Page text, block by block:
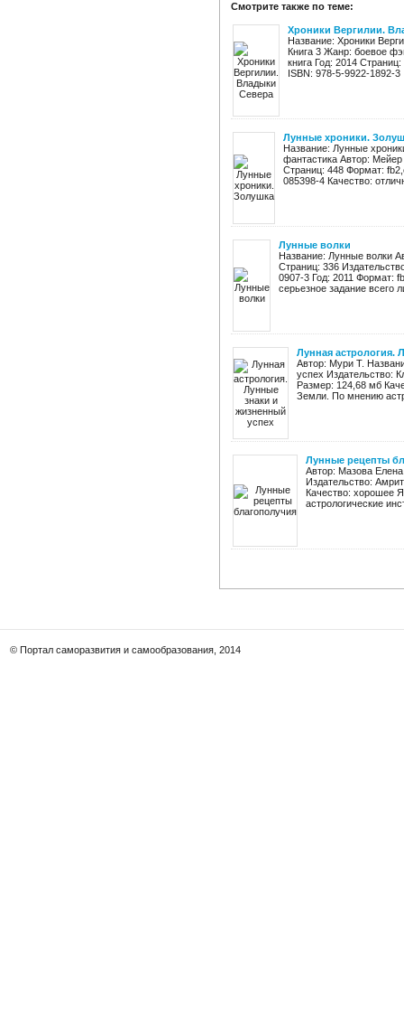
Смотрите также по теме:
Хроники Вергилии.
Название: Хроники
Книга 3 Жанр: боевое
книга Год: 2014
ISBN: 978-5-9922-1892-3
Лунные хроники.
Название: Лунные
фантастика Автор:
Страниц: 448 Формат:
085398-4 Качество:
Лунные волки
Название: Лунные волки
Страниц: 336
0907-3 Год: 2011 Формат:
серьезное задание всего
Лунная астрология.
Автор: Мури Т.
успех Издательство:
Размер: 124,68 мб
Земли. По мнению
Лунные рецепты
Автор: Мазова
Издательство:
Качество: хорошее
астрологические
© Портал саморазвития и самообразования, 2014